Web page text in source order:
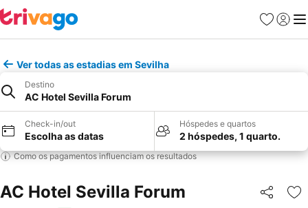
Favoritos
Iniciar
Ver todas as estadias em Sevilha
Destino
AC Hotel Sevilla Forum
Check-in/out
Escolha as datas
Hóspedes e quartos
2 hóspedes, 1 quarto.
Como os pagamentos influenciam os resultados
AC Hotel Sevilla Forum Partilhar